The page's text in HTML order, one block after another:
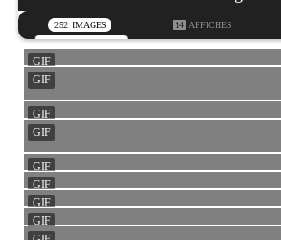
252 IMAGES 14 AFFICHES